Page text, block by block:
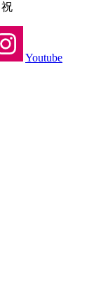
Youtube